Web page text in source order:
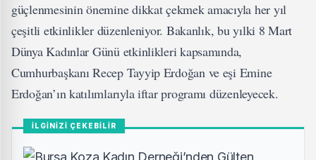
güçlenmesinin önemine dikkat çekmek amacıyla her yıl
çeşitli etkinlikler düzenleniyor. Bakanlık, bu yılki 8 Mart
Dünya Kadınlar Günü etkinlikleri kapsamında,
Cumhurbaşkanı Recep Tayyip Erdoğan ve eşi Emine
Erdoğan’ın katılımlarıyla iftar programı düzenleyecek.
İLGİNİZİ ÇEKEBİLİR